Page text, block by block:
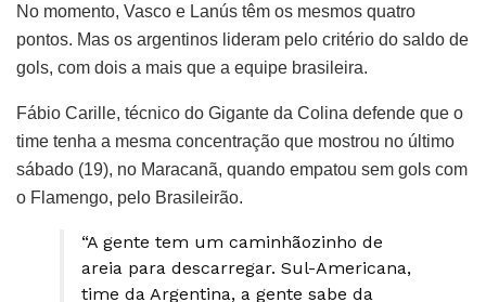
No momento, Vasco e Lanús têm os mesmos quatro
pontos. Mas os argentinos lideram pelo critério do saldo de
gols, com dois a mais que a equipe brasileira.
Fábio Carille, técnico do Gigante da Colina defende que o
time tenha a mesma concentração que mostrou no último
sábado (19), no Maracanã, quando empatou sem gols com
o Flamengo, pelo Brasileirão.
“A gente tem um caminhãozinho de
areia para descarregar. Sul-Americana,
time da Argentina, a gente sabe da